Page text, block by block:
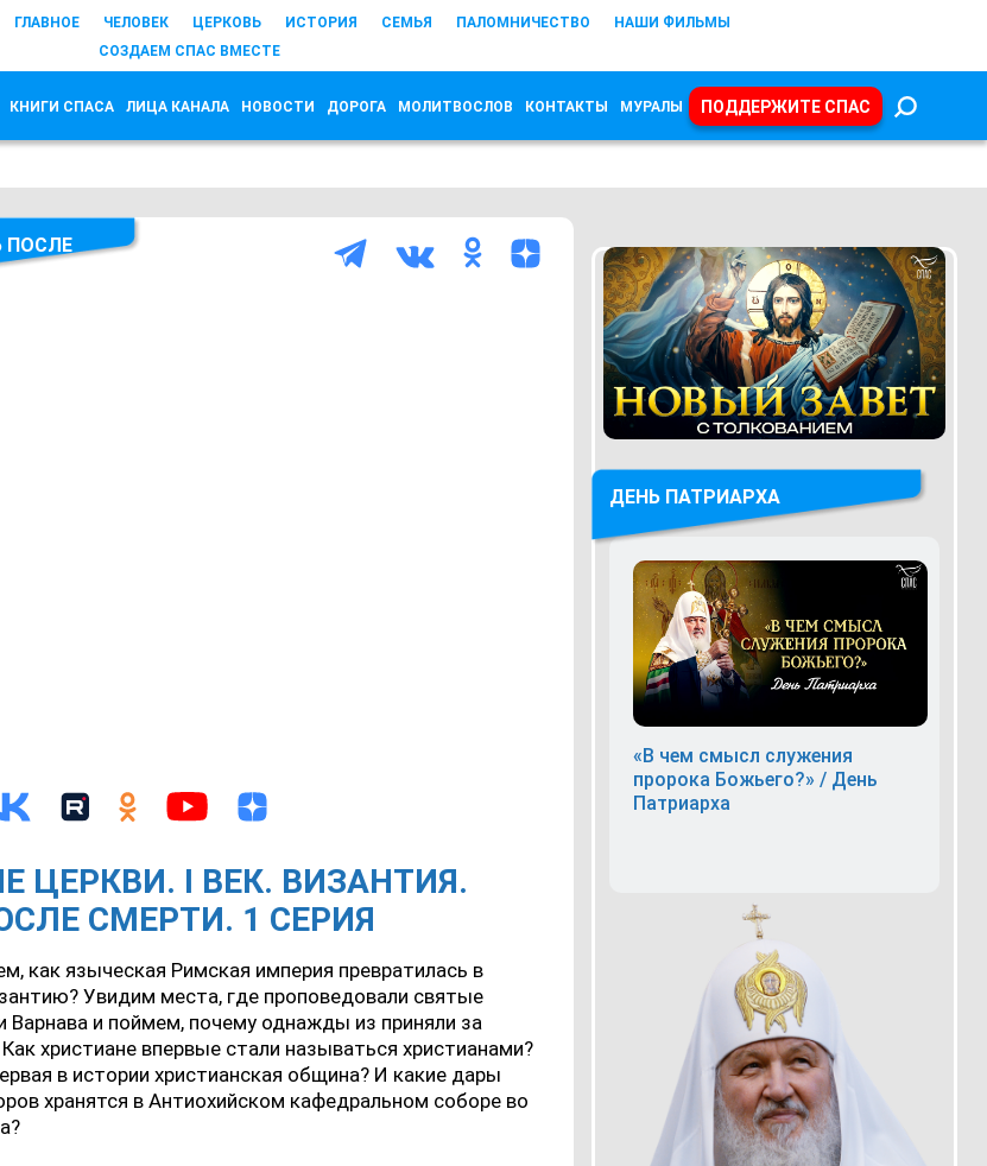
ГЛАВНОЕ ЧЕЛОВЕК ЦЕРКОВЬ ИСТОРИЯ СЕМЬЯ ПАЛОМНИЧЕСТВО
НАШИ ФИЛЬМЫ
СОЗДАЕМ СПАС ВМЕСТЕ
КНИГИ СПАСА ЛИЦА КАНАЛА НОВОСТИ ДОРОГА МОЛИТВОСЛОВ КОНТАКТЫ МУРАЛЫ ПОДДЕРЖИТЕ СПАС
ПОСЛЕ
ЦЕРКВИ. I ВЕК. ВИЗАНТИЯ.
СМЕРТИ. 1 СЕРИЯ
как языческая Римская империя превратилась в
Увидим места, где проповедовали святые
Варнава и поймем, почему однажды из приняли за
христиане впервые стали называться христианами?
в истории христианская община? И какие дары
хранятся в Антиохийском кафедральном соборе во
ДЕНЬ ПАТРИАРХА
«В чем смысл служения
пророка Божьего?» / День
Патриарха